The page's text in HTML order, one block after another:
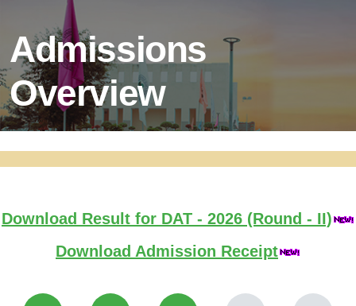
Admissions
Overview
Download Result for DAT - 2026 (Round - II)
Download Admission Receipt